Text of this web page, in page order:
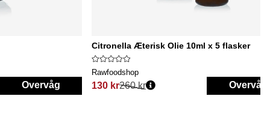
Overvåg
Citronella Æterisk Olie 10ml x 5 flasker
Rawfoodshop
130 kr
Normalpris:
260 kr Overvåg